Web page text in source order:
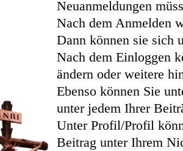
Neuanmeldungen
Nach dem Anmelden
Dann können sie sich
Nach dem Einloggen
ändern oder weitere
Ebenso können Sie
unter jedem Ihrer
Unter Profil/Profil
Beitrag unter Ihrem